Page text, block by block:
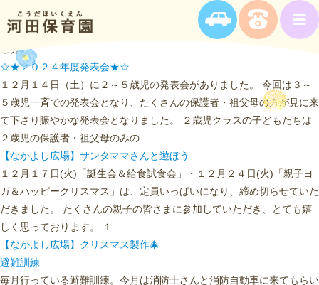
未分類
☆★２０２４年度発表会★☆
１２月１４日（土）に２～５歳児の発表会がありました。 今回は３～
５歳児一斉での発表会となり、たくさんの保護者・祖父母の方が見に来
て下さり賑やかな発表会となりました。 ２歳児クラスの子どもたちは
２歳児の保護者・祖父母のみの
【なかよし広場】サンタママさんと遊ぼう
１２月１７日(火)「誕生会＆給食試食会」・１２月２４日(火)「親子ヨ
ガ＆ハッピークリスマス」は、定員いっぱいになり、締め切らせていた
だきました。 たくさんの親子の皆さまに参加していただき、とても嬉
しく思っております。 １
【なかよし広場】クリスマス製作🎄
避難訓練
毎月行っている避難訓練。今月は消防士さんと消防自動車に来てもらい